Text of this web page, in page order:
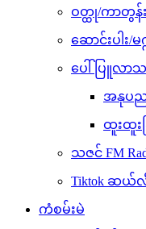
ဝတ္ထု/ကာတွန်း/
ဆောင်းပါး/မဂ္
ပေါ်ပြူလာသ
အနုပည
ထူးထူးခ
သဇင် FM
Tiktok ဆယ်လီ
ကံစမ်းမဲ